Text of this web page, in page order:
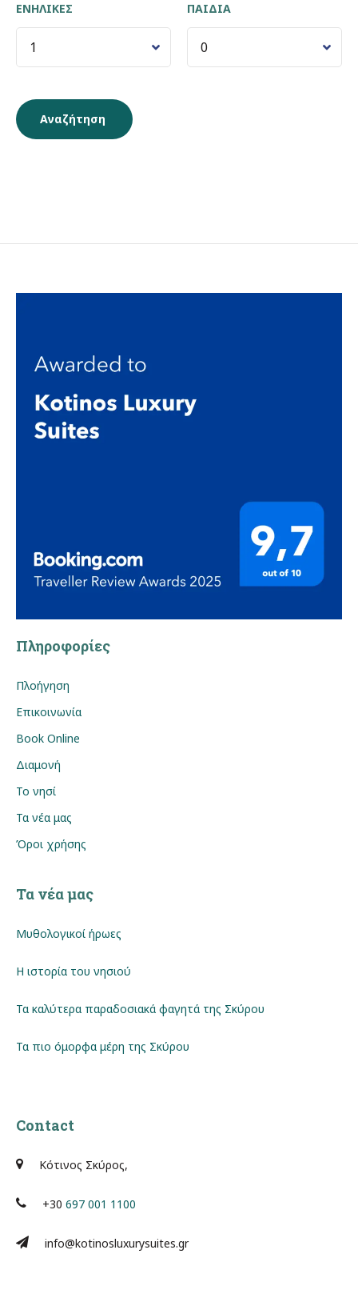
ΕΝΉΛΙΚΕΣ ΠΑΙΔΙΆ
Πληροφορίες
Πλοήγηση
Επικοινωνία
Book Online
Διαμονή
Το νησί
Τα νέα μας
Όροι χρήσης
Τα νέα μας
Μυθολογικοί ήρωες
Η ιστορία του νησιού
Τα καλύτερα παραδοσιακά φαγητά της Σκύρου
Τα πιο όμορφα μέρη της Σκύρου
Contact
Κότινος Σκύρος,
+30 697 001 1100
info@kotinosluxurysuites.gr